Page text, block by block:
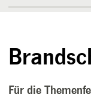
Für die